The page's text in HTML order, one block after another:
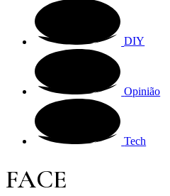
DIY
Opinião
Tech
FACE